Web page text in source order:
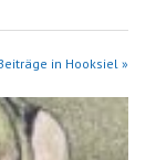
in Hooksiel »